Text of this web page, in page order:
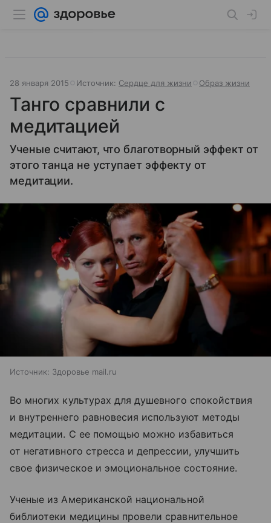
28 января 2015 Источник: Сердце для жизни Образ жизни
Танго сравнили с
медитацией
Ученые считают, что благотворный эффект от
этого танца не уступает эффекту от
медитации.
Источник: Здоровье mail.ru
Во многих культурах для душевного спокойствия
и внутреннего равновесия используют методы
медитации. С ее помощью можно избавиться
от негативного стресса и депрессии, улучшить
свое физическое и эмоциональное состояние.
Ученые из Американской национальной
библиотеки медицины провели сравнительное